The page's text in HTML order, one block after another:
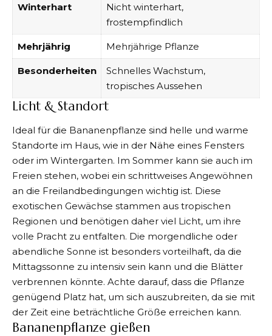
Winterhart
Nicht winterhart,
frostempfindlich
Mehrjährig Mehrjährige Pflanze
Besonderheiten
Schnelles Wachstum,
tropisches Aussehen
Licht & Standort
Ideal für die Bananenpflanze sind helle und warme
Standorte im Haus, wie in der Nähe eines Fensters
oder im Wintergarten. Im Sommer kann sie auch im
Freien stehen, wobei ein schrittweises Angewöhnen
an die Freilandbedingungen wichtig ist.​ ​ Diese
exotischen Gewächse stammen aus tropischen
Regionen und benötigen daher viel Licht, um ihre
volle Pracht zu entfalten. Die morgendliche oder
abendliche Sonne ist besonders vorteilhaft, da die
Mittagssonne zu intensiv sein kann und die Blätter
verbrennen könnte. Achte darauf, dass die Pflanze
genügend Platz hat, um sich auszubreiten, da sie mit
der Zeit eine beträchtliche Größe erreichen kann.
Bananenpflanze gießen